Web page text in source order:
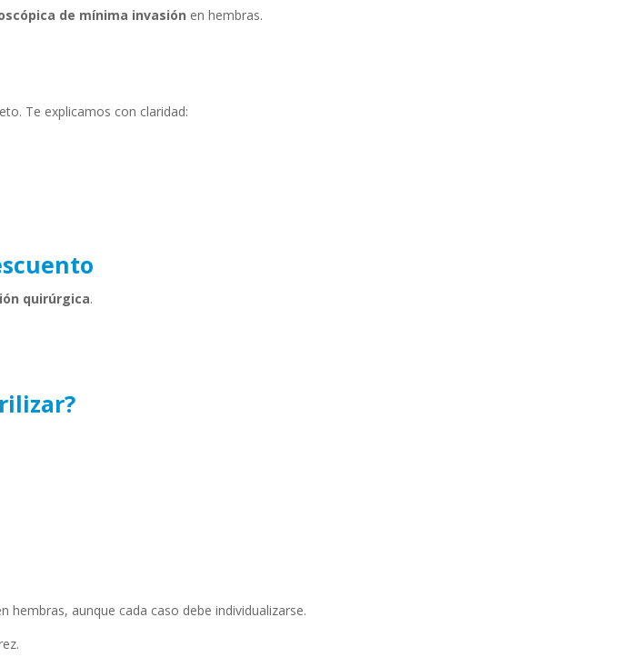
de mínima invasión en hembras.
Te explicamos con claridad:
quirúrgica.
aunque cada caso debe individualizarse.